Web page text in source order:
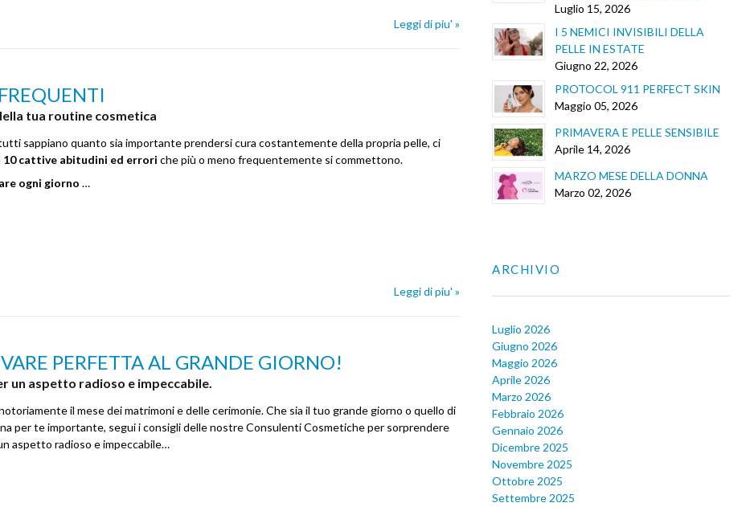
Leggi di piu' »
tua routine cosmetica
sappiano quanto sia importante prendersi cura costantemente della propria pelle, ci
10 cattive abitudini ed errori che più o meno frequentemente si commettono.
ogni giorno…
Leggi di piu' »
PERFETTA AL GRANDE GIORNO!
un aspetto radioso e impeccabile.
il mese dei matrimoni e delle cerimonie. Che sia il tuo grande giorno o quello di
per te importante, segui i consigli delle nostre Consulenti Cosmetiche per sorprendere
aspetto radioso e impeccabile…
Luglio 15, 2026
I 5 NEMICI INVISIBILI DELLA
PELLE IN ESTATE
Giugno 22, 2026
PROTOCOL 911 PERFECT SKIN
Maggio 05, 2026
PRIMAVERA E PELLE SENSIBILE
Aprile 14, 2026
MARZO MESE DELLA DONNA
Marzo 02, 2026
ARCHIVIO
Luglio 2026
Giugno 2026
Maggio 2026
Aprile 2026
Marzo 2026
Febbraio 2026
Gennaio 2026
Dicembre 2025
Novembre 2025
Ottobre 2025
Settembre 2025